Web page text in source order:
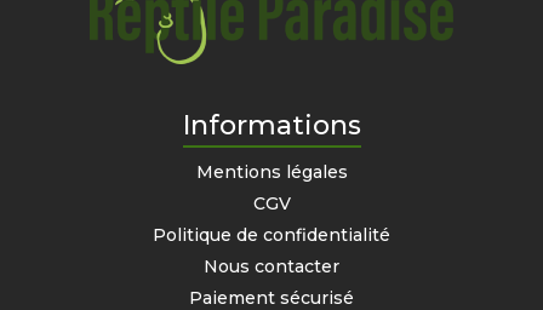
Informations
Mentions légales
CGV
Politique de confidentialité
Nous contacter
Paiement sécurisé